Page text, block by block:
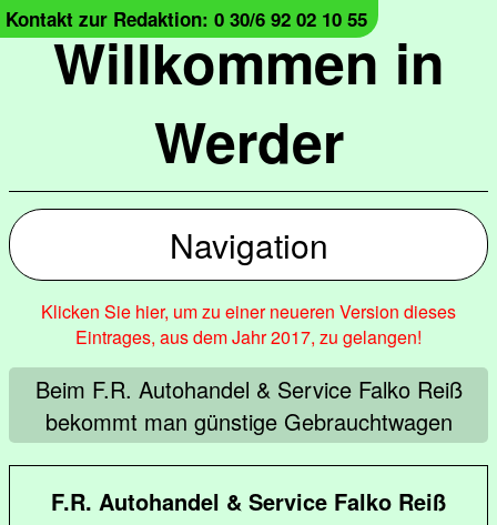
Willkommen in
Werder
Kontakt zur Redaktion: 0 30/6 92 02 10 55
Navigation
Klicken Sie hier, um zu einer neueren Version dieses
Eintrages, aus dem Jahr 2017, zu gelangen!
Beim F.R. Autohandel & Service Falko Reiß
bekommt man günstige Gebrauchtwagen
F.R. Autohandel & Service Falko Reiß